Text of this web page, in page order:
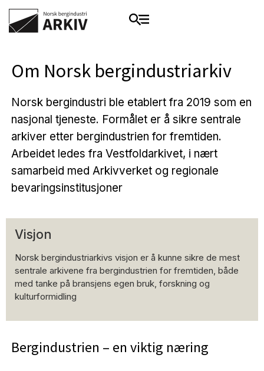
Om Norsk bergindustriarkiv
Norsk bergindustri ble etablert fra 2019 som en
nasjonal tjeneste. Formålet er å sikre sentrale
arkiver etter bergindustrien for fremtiden.
Arbeidet ledes fra Vestfoldarkivet, i nært
samarbeid med Arkivverket og regionale
bevaringsinstitusjoner
Visjon
Norsk bergindustriarkivs visjon er å kunne sikre de mest
sentrale arkivene fra bergindustrien for fremtiden, både
med tanke på bransjens egen bruk, forskning og
kulturformidling
Bergindustrien – en viktig næring